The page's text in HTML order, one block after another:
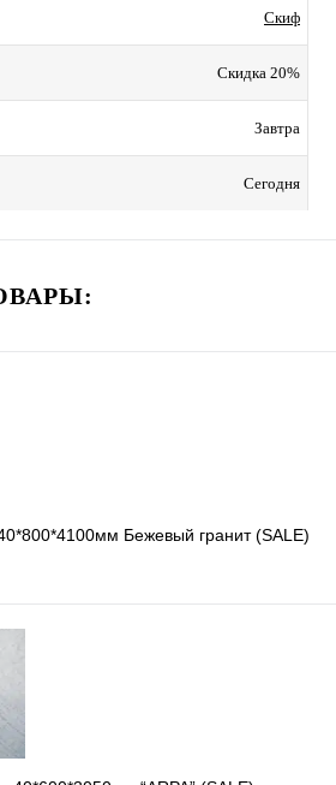
Скиф
Скидка 20%
Завтра
Сегодня
Бежевый гранит (SALE)